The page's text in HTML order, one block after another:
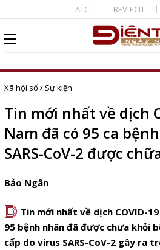
ATC REV-ECIT
Xã hội số Sự kiện
Tin mới nhất về dịch
Nam đã có 95 ca
SARS-CoV-2 được
Bảo Ngân
D Tin mới nhất về dịch COVID-
95 bệnh nhân đã được chưa khỏi
cấp do virus SARS-CoV-2 gây ra